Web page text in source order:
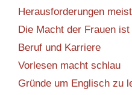
Herausforderungen
Die Macht der Frauen
Beruf und Karriere
Vorlesen macht schlau
Gründe um Englisch zu